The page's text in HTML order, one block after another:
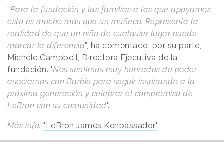
“Para la fundación y las familias a las que apoyamos,
esto es mucho más que un muñeco. Representa la
realidad de que un niño de cualquier lugar puede
marcar la diferencia”, ha comentado, por su parte,
Michele Campbell, Directora Ejecutiva de la
fundación. "Nos sentimos muy honrados de poder
asociarnos con Barbie para seguir inspirando a la
próxima generación y celebrar el compromiso de
LeBron con su comunidad".
Más info: "LeBron James Kenbassador"